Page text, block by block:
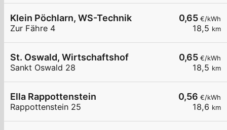
0,65 €/kWh
18,5 km
Klein Pöchlarn, WS-Technik
Zur Fähre 4
0,65 €/kWh
18,5 km
St. Oswald, Wirtschaftshof
Sankt Oswald 28
0,56 €/kWh
18,6 km
Ella Rappottenstein
Rappottenstein 25